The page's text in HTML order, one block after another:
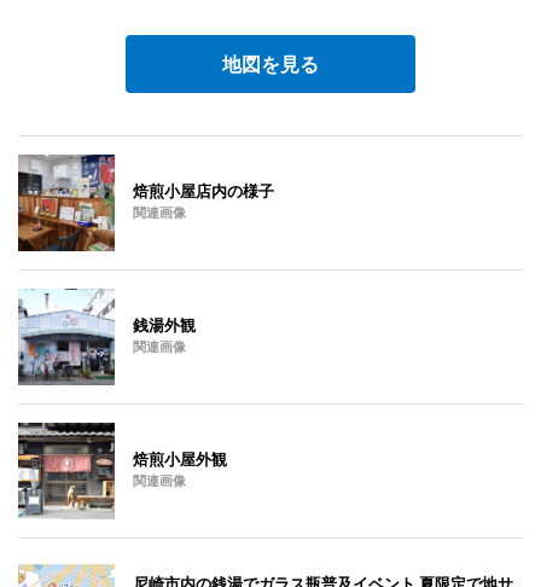
地図を見る
焙煎小屋店内の様子
関連画像
銭湯外観
関連画像
焙煎小屋外観
関連画像
尼崎市内の銭湯でガラス瓶普及イベント 夏限定で地サ